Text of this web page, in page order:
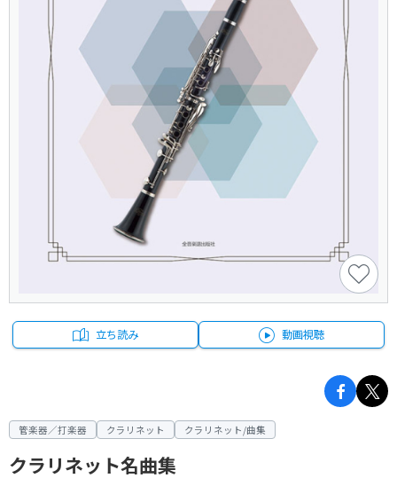
立ち読み 動画視聴
管楽器／打楽器 クラリネット クラリネット/曲集
クラリネット名曲集